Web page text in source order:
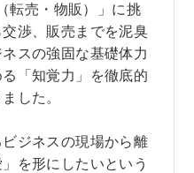
転売・物販）」に挑
渉、販売までを泥臭
スの強固な基礎体力
「知覚力」を徹底的
した。
ジネスの現場から離
を形にしたいという